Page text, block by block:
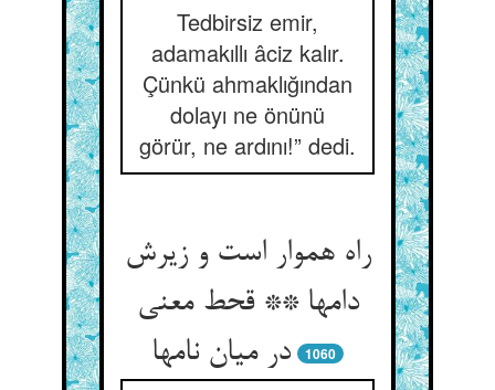
Tedbirsiz emir,
adamakıllı âciz kalır.
Çünkü ahmaklığından
dolayı ne önünü
görür, ne ardını!” dedi.
راه هموار است و زیرش
دامها ** قحط معنی
در میان نامها
1060